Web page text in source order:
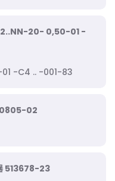
20- 0,50-01 -
01 -C4 .. -001-83
02
513678-23